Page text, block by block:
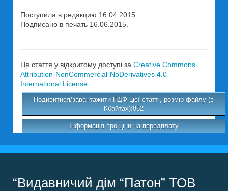
Поступила в редакцию 16.04.2015
Подписано в печать 16.06.2015.
Ця стаття у відкритому доступі за Creative Commons
Attribution-NonCommercial-NoDerivatives 4.0
International License
Подивитися/завантажити ПДФ цієї статті, розмір файлу (в
Кбайтах):852
Інформація про ціни на передплату
“Видавничий дім “Патон” ТОВ